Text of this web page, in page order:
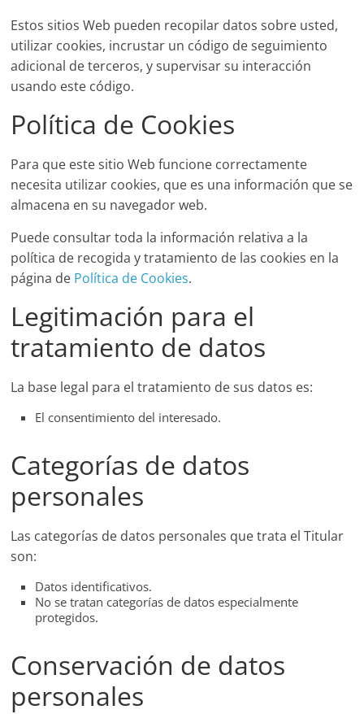
Estos sitios Web pueden recopilar datos sobre usted,
utilizar cookies, incrustar un código de seguimiento
adicional de terceros, y supervisar su interacción
usando este código.
Política de Cookies
Para que este sitio Web funcione correctamente
necesita utilizar cookies, que es una información que se
almacena en su navegador web.
Puede consultar toda la información relativa a la
política de recogida y tratamiento de las cookies en la
página de Política de Cookies.
Legitimación para el
tratamiento de datos
La base legal para el tratamiento de sus datos es:
El consentimiento del interesado.
Categorías de datos
personales
Las categorías de datos personales que trata el Titular
son:
Datos identificativos.
No se tratan categorías de datos especialmente
protegidos.
Conservación de datos
personales